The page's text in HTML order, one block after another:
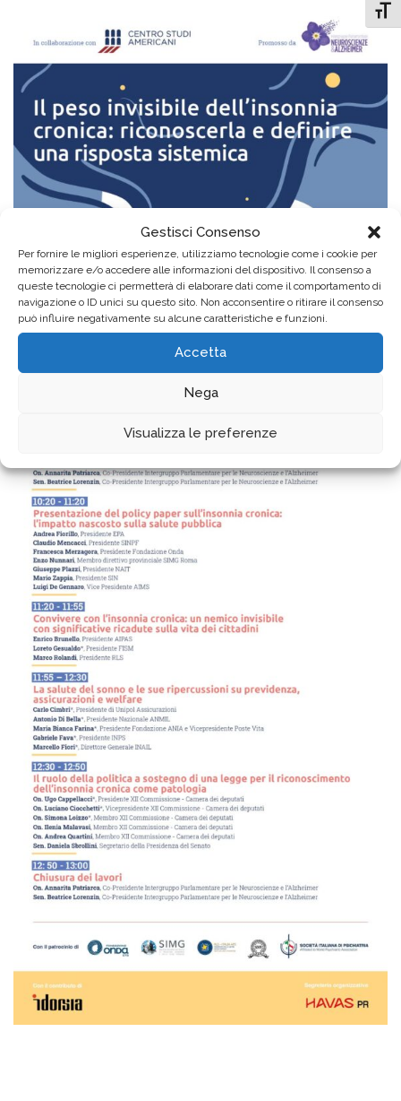
Gestisci Consenso
Per fornire le migliori esperienze, utilizziamo tecnologie come i cookie per
memorizzare e/o accedere alle informazioni del dispositivo. Il consenso a
queste tecnologie ci permetterà di elaborare dati come il comportamento di
navigazione o ID unici su questo sito. Non acconsentire o ritirare il consenso
può influire negativamente su alcune caratteristiche e funzioni.
Accetta
Nega
Visualizza le preferenze